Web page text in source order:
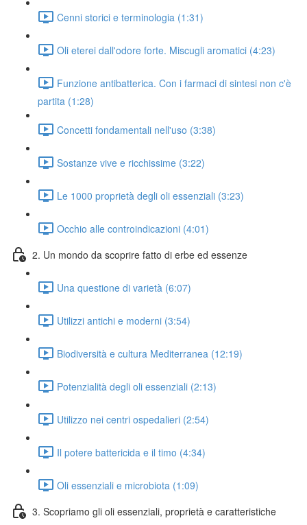
Cenni storici e terminologia (1:31)
Oli eterei dall'odore forte. Miscugli aromatici (4:23)
Funzione antibatterica. Con i farmaci di sintesi non c'è
partita (1:28)
Concetti fondamentali nell'uso (3:38)
Sostanze vive e ricchissime (3:22)
Le 1000 proprietà degli oli essenziali (3:23)
Occhio alle controindicazioni (4:01)
2. Un mondo da scoprire fatto di erbe ed essenze
Una questione di varietà (6:07)
Utilizzi antichi e moderni (3:54)
Biodiversità e cultura Mediterranea (12:19)
Potenzialità degli oli essenziali (2:13)
Utilizzo nei centri ospedalieri (2:54)
Il potere battericida e il timo (4:34)
Oli essenziali e microbiota (1:09)
3. Scopriamo gli oli essenziali, proprietà e caratteristiche